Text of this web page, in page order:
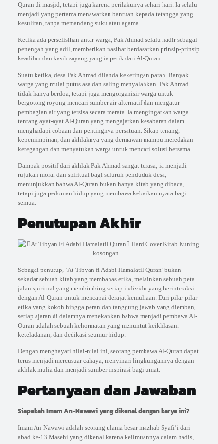
Quran di masjid, tetapi juga karena perilakunya sehari-hari. Ia selalu
menjadi yang pertama menawarkan bantuan kepada tetangga yang
kesulitan, tanpa memandang suku atau agama.
Ketika ada perselisihan antar warga, Pak Ahmad selalu hadir sebagai
penengah yang adil, memberikan nasihat berdasarkan prinsip-prinsip
keadilan dan kasih sayang yang ia petik dari Al-Quran.
Suatu ketika, desa Pak Ahmad dilanda kekeringan parah. Banyak
warga yang mulai putus asa dan saling menyalahkan. Pak Ahmad
tidak hanya berdoa, tetapi juga mengorganisir warga untuk
bergotong royong mencari sumber air alternatif dan mengatur
pembagian air yang tersisa secara merata. Ia mengingatkan warga
tentang ayat-ayat Al-Quran yang mengajarkan kesabaran dalam
menghadapi cobaan dan pentingnya persatuan. Sikap tenang,
kepemimpinan, dan akhlaknya yang dermawan mampu meredakan
ketegangan dan menyatukan warga untuk mencari solusi bersama.
Dampak positif dari akhlak Pak Ahmad sangat terasa; ia menjadi
rujukan moral dan spiritual bagi seluruh penduduk desa,
menunjukkan bahwa Al-Quran bukan hanya kitab yang dibaca,
tetapi juga pedoman hidup yang membawa kebaikan nyata bagi
semua.
Penutupan Akhir
Sebagai penutup, ‘At-Tibyan fi Adabi Hamalatil Quran’ bukan
sekadar sebuah kitab yang membahas etika, melainkan sebuah peta
jalan spiritual yang membimbing setiap individu yang berinteraksi
dengan Al-Quran untuk mencapai derajat kemuliaan. Dari pilar-pilar
etika yang kokoh hingga peran dan tanggung jawab yang diemban,
setiap ajaran di dalamnya menekankan bahwa menjadi pembawa Al-
Quran adalah sebuah kehormatan yang menuntut keikhlasan,
keteladanan, dan dedikasi seumur hidup.
Dengan menghayati nilai-nilai ini, seorang pembawa Al-Quran dapat
terus menjadi mercusuar cahaya, menyinari lingkungannya dengan
akhlak mulia dan menjadi sumber inspirasi bagi umat.
Pertanyaan dan Jawaban
Siapakah Imam An-Nawawi yang dikenal dengan karya ini?
Imam An-Nawawi adalah seorang ulama besar mazhab Syafi’i dari
abad ke-13 Masehi yang dikenal karena keilmuannya dalam hadis,